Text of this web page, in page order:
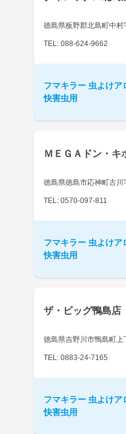
徳島県板野郡北島町中村
TEL: 088-624-9662
フマキラー 虫よけ
快害虫用
ＭＥＧＡドン・キ
徳島県徳島市応神町古川
TEL: 0570-097-811
フマキラー 虫よけ
快害虫用
ザ・ビッグ鴨島店
徳島県吉野川市鴨島町上
TEL: 0883-24-7165
フマキラー 虫よけ
快害虫用